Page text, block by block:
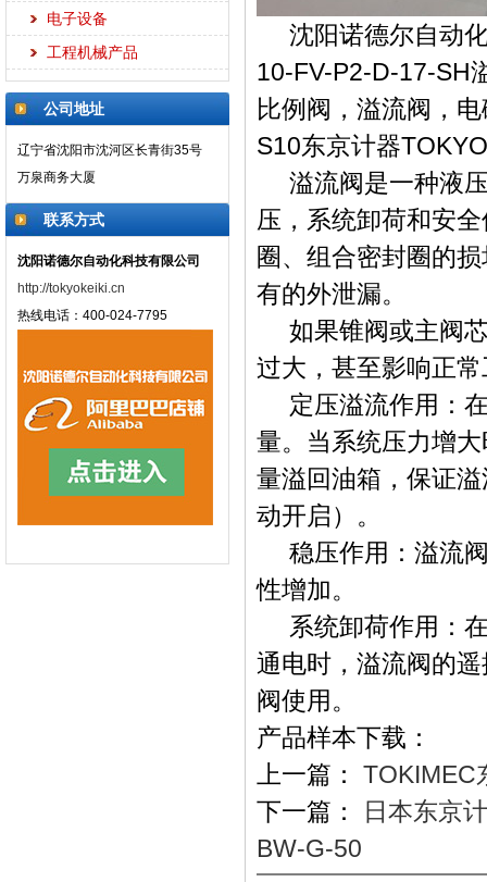
电子设备
工程机械产品
公司地址
辽宁省沈阳市沈河区长青街35号
万泉商务大厦
联系方式
沈阳诺德尔自动化科技有限公司
http://tokyokeiki.cn
热线电话：400-024-7795
沈阳诺德尔自动化
10-FV-P2-D-17-SH
比例阀，溢流阀，
S10东京计器
溢流阀是一种液压
压，系统卸荷和安
圈、组合密封圈的
有的外泄漏。
如果锥阀或主阀芯
过大，甚至影响正
定压溢流作用：在
量。当系统压力增
量溢回油箱，保证
动开启）。
稳压作用：溢流阀
性增加。
系统卸荷作用：在
通电时，溢流阀的
阀使用。
产品样本下载：
上一篇： TOKIMEC
下一篇：
日本东京
BW-G-50